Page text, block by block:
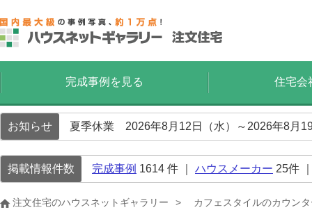
完成事例を見る 住宅会
お知らせ 夏季休業 2026年8月12日（水）～2026年8月
掲載情報件数 完成事例 1614 件 ｜ ハウスメーカー 25件
注文住宅のハウスネットギャラリー カフェスタイルのカウン